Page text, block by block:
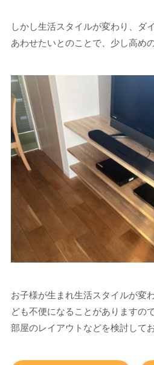
しかし生活スタイルが変わり、ダ
あわせたいとのことで、少し高め
お子様が生まれ生活スタイルが変
ども不便になることがありますの
部屋のレイアウトなどを検討して